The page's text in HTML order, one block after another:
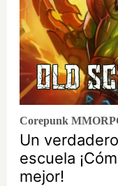
Corepunk
Un
escuela
mejor!